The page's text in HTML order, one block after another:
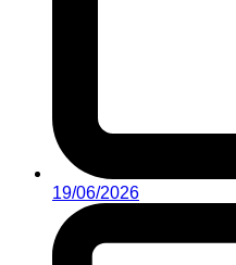
19/06/2026